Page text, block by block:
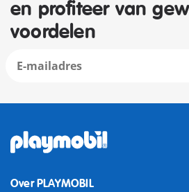
en profiteer van
voordelen
Over PLAYMOBIL